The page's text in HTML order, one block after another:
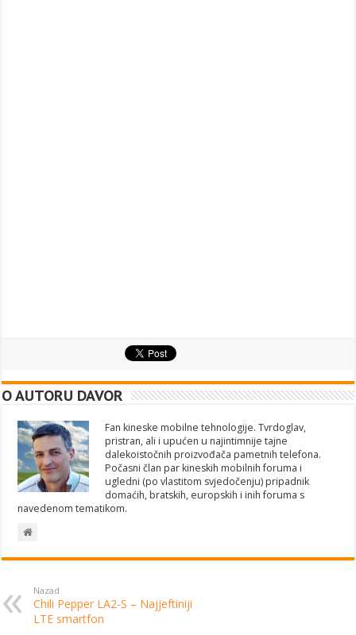
O AUTORU DAVOR
Fan kineske mobilne tehnologije. Tvrdoglav,
pristran, ali i upućen u najintimnije tajne
dalekoistočnih proizvođača pametnih telefona.
Počasni član par kineskih mobilnih foruma i
ugledni (po vlastitom svjedočenju) pripadnik
domaćih, bratskih, europskih i inih foruma s
navedenom tematikom.
Nazad
Chili Pepper LA2-S – Najjeftiniji
LTE smartfon